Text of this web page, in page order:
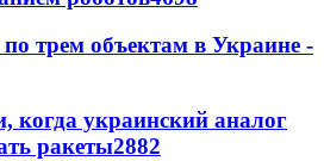
трем объектам в Украине -
когда украинский аналог
ракеты2882